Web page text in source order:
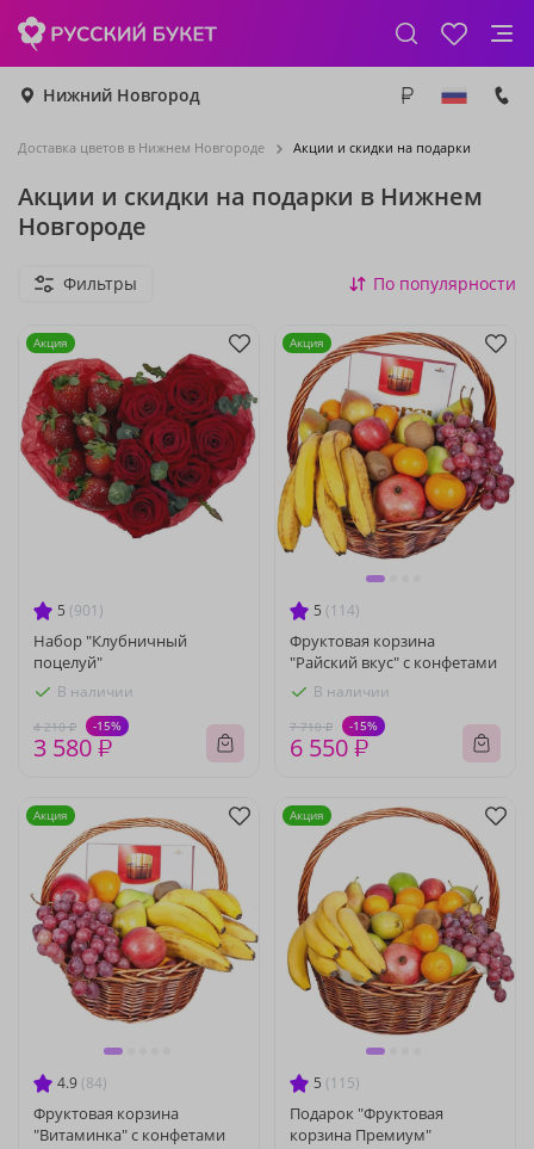
Нижний Новгород
Доставка цветов в Нижнем Новгороде Акции и скидки на подарки
Акции и скидки на подарки в Нижнем
Новгороде
Фильтры По популярности
5 (901)
Набор "Клубничный
поцелуй"
В наличии
4 210 ₽ -15%
3 580 ₽
Акция
5 (114)
Фруктовая корзина
"Райский вкус" с конфетами
В наличии
7 710 ₽ -15%
6 550 ₽
Акция
4.9 (84)
Фруктовая корзина
"Витаминка" с конфетами
Акция
5 (115)
Подарок "Фруктовая
корзина Премиум"
Акция